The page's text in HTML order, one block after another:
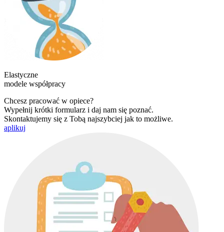
Elastyczne
modele współpracy
Chcesz pracować w opiece?
Wypełnij krótki formularz i daj nam się poznać.
Skontaktujemy się z Tobą najszybciej jak to możliwe.
aplikuj